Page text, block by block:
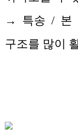
→ 특송 / 본
구조를 많이